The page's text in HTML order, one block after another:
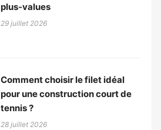
plus-values
29 juillet 2026
Comment choisir le filet idéal
pour une construction court de
tennis ?
28 juillet 2026